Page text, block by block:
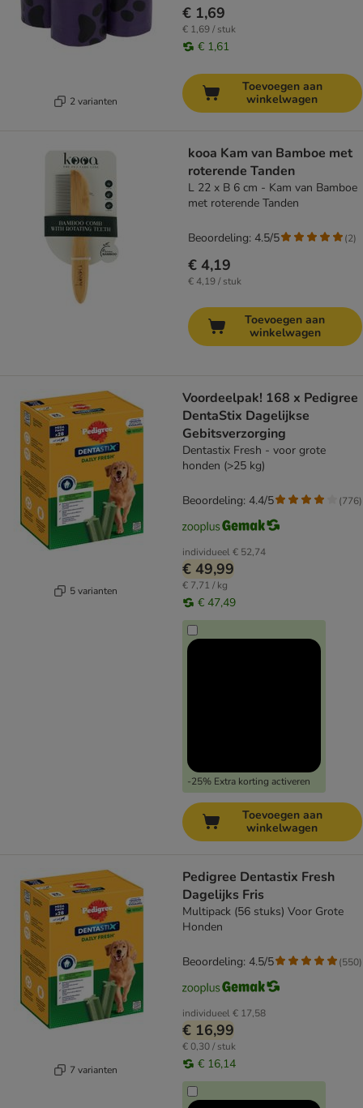
2 varianten
€ 1,69
€ 1,69 / stuk
€ 1,61
Toevoegen aan
winkelwagen
kooa Kam van Bamboe met
roterende Tanden
L 22 x B 6 cm - Kam van Bamboe
met roterende Tanden
€ 4,19
€ 4,19 / stuk
Beoordeling: 4.5/5 (2)
Toevoegen aan
winkelwagen
5 varianten
Voordeelpak! 168 x Pedigree
DentaStix Dagelijkse
Gebitsverzorging
Dentastix Fresh - voor grote
honden (>25 kg)
individueel€ 52,74
€ 49,99
€ 7,71 / kg
€ 47,49
-25% Extra korting activeren
Beoordeling: 4.4/5 (776)
Toevoegen aan
winkelwagen
7 varianten
Pedigree Dentastix Fresh
Dagelijks Fris
Multipack (56 stuks) Voor Grote
Honden
individueel€ 17,58
€ 16,99
€ 0,30 / stuk
€ 16,14
Beoordeling: 4.5/5 (550)